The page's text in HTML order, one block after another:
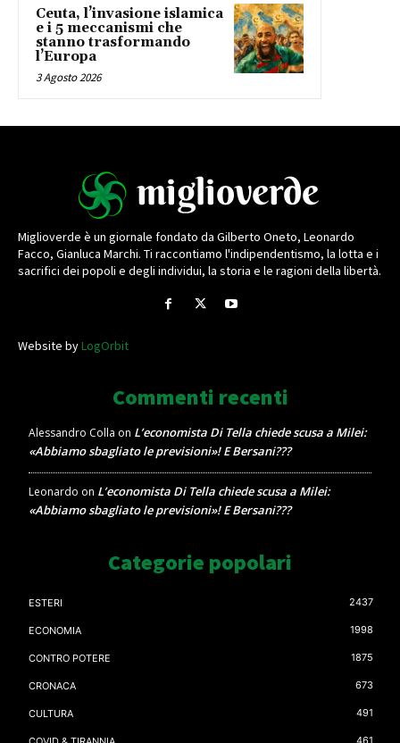
Ceuta, l’invasione islamica
e i 5 meccanismi che
stanno trasformando
l’Europa
3 Agosto 2026
Miglioverde è un giornale fondato da Gilberto Oneto, Leonardo
Facco, Gianluca Marchi. Ti raccontiamo l'indipendentismo, la lotta e i
sacrifici dei popoli e degli individui, la storia e le ragioni della libertà.
Website byLogOrbit
Commenti recenti
Alessandro Colla on L’economista Di Tella chiede scusa a Milei:
«Abbiamo sbagliato le previsioni»! E Bersani???
Leonardo on L’economista Di Tella chiede scusa a Milei:
«Abbiamo sbagliato le previsioni»! E Bersani???
Categorie popolari
ESTERI 2437
ECONOMIA 1998
CONTRO POTERE 1875
CRONACA 673
CULTURA 491
461